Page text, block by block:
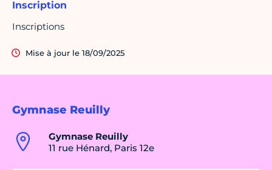
Gymnase Reuilly
Gymnase Reuilly
11 rue Hénard, Paris 12e
Inscription
Inscriptions
Mise à jour le 18/09/2025